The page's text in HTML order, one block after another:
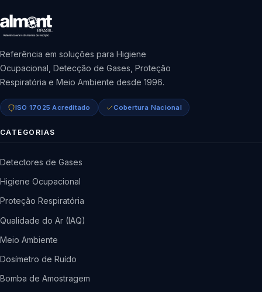
Referência em soluções para Higiene
Ocupacional, Detecção de Gases, Proteção
Respiratória e Meio Ambiente desde 1996.
ISO 17025 Acreditado Cobertura Nacional
CATEGORIAS
Detectores de Gases
Higiene Ocupacional
Proteção Respiratória
Qualidade do Ar (IAQ)
Meio Ambiente
Dosímetro de Ruído
Bomba de Amostragem